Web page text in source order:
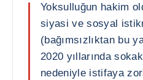
Yoksulluğun hakim
siyasi ve sosyal
(bağımsızlıktan bu
2020 yıllarında
nedeniyle istifaya